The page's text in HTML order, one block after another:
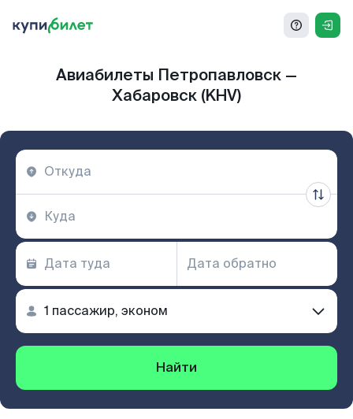
Авиабилеты Петропавловск —
Хабаровск (KHV)
Найти